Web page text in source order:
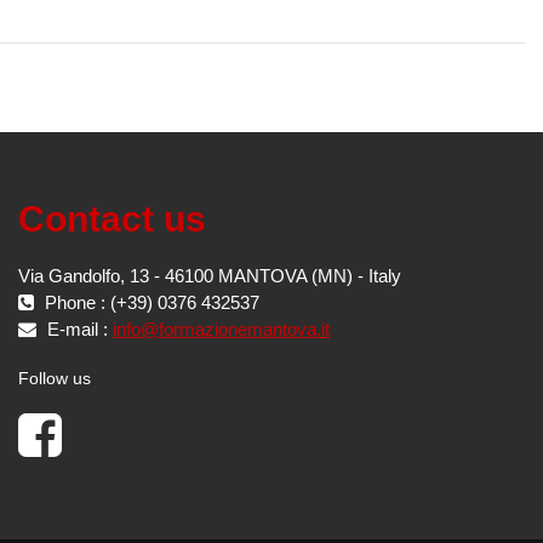
Contact us
Via Gandolfo, 13 - 46100 MANTOVA (MN) - Italy
Phone : (+39) 0376 432537
E-mail : info@formazionemantova.it
Follow us